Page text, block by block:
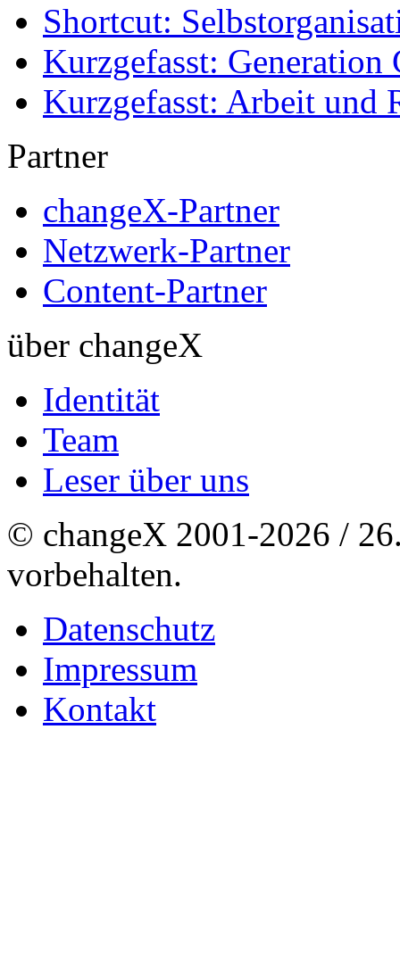
Shortcut:
Kurzgefasst: Generation
Kurzgefasst: Arbeit und
Partner
changeX-Partner
Netzwerk-Partner
Content-Partner
über changeX
Identität
Team
Leser über uns
© changeX 2001-2026 /
vorbehalten.
Datenschutz
Impressum
Kontakt